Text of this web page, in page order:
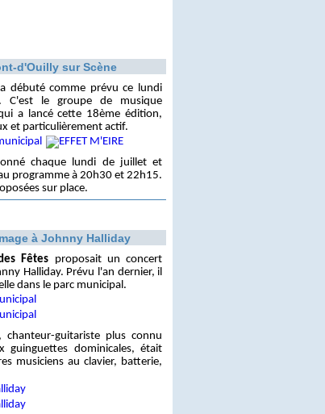
d'Ouilly sur Scène
a débuté comme prévu ce lundi
C'est le groupe de musique
a lancé cette 18ème édition,
et particulièrement actif.
chaque lundi de juillet et
programme à 20h30 et 22h15.
sur place.
à Johnny Halliday
Fêtes proposait un concert
Halliday. Prévu l'an dernier, il
dans le parc municipal.
, chanteur-guitariste plus connu
guinguettes dominicales, était
musiciens au clavier, batterie,